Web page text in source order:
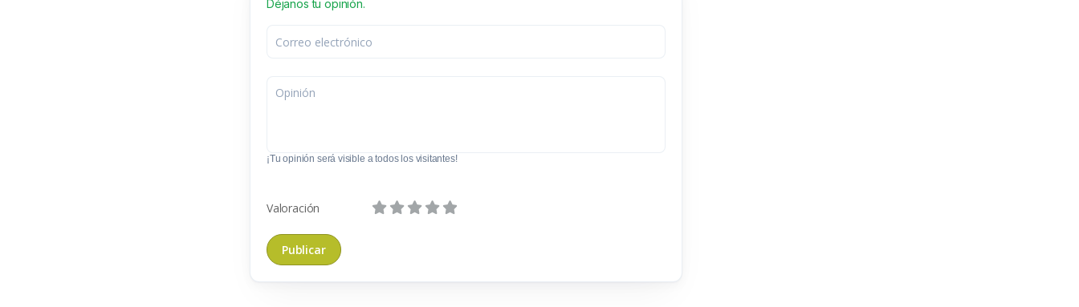
Déjanos tu opinión.
¡Tu opinión será visible a todos los visitantes!
Valoración